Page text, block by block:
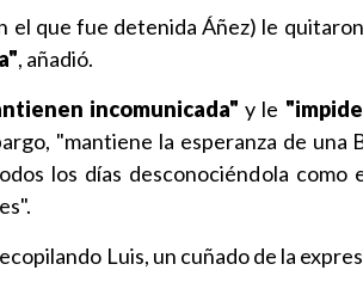
el que fue detenida Áñez) le
, añadió.
incomunicada" y le
"mantiene la esperanza de una
los días desconociéndola como
Luis, un cuñado de la